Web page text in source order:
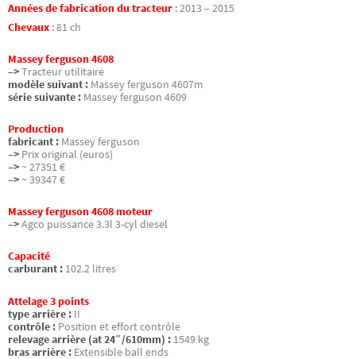
Années de fabrication du tracteur :2013 – 2015
Chevaux :81 ch
Massey ferguson 4608
–>Tracteur utilitaire
modèle suivant : Massey ferguson 4607m
série suivante : Massey ferguson 4609
Production
fabricant : Massey ferguson
–> Prix original (euros)
–> ~ 27351 €
–> ~ 39347 €
Massey ferguson 4608 moteur
–>Agco puissance 3.3l 3-cyl diesel
Capacité
carburant : 102.2 litres
Attelage 3 points
type arrière : II
contrôle : Position et effort contrôle
relevage arrière (at 24″/610mm) : 1549 kg
bras arrière : Extensible ball ends